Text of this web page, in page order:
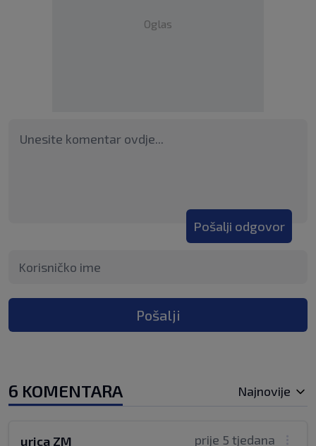
Oglas
Pošalji odgovor
Pošalji
6 KOMENTARA Najnovije
prije 5 tjedana
urica ZM